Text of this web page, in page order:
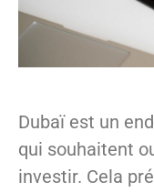
Dubaï est un
qui souhaitent
investir. Cela